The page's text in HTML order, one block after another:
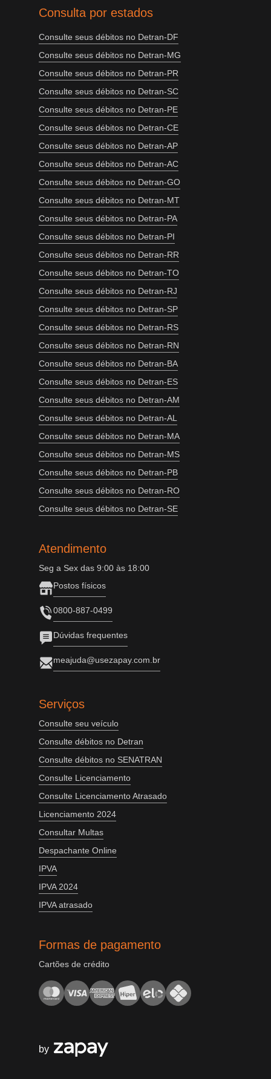
Consulta por estados
Consulte seus débitos no Detran-DF
Consulte seus débitos no Detran-MG
Consulte seus débitos no Detran-PR
Consulte seus débitos no Detran-SC
Consulte seus débitos no Detran-PE
Consulte seus débitos no Detran-CE
Consulte seus débitos no Detran-AP
Consulte seus débitos no Detran-AC
Consulte seus débitos no Detran-GO
Consulte seus débitos no Detran-MT
Consulte seus débitos no Detran-PA
Consulte seus débitos no Detran-PI
Consulte seus débitos no Detran-RR
Consulte seus débitos no Detran-TO
Consulte seus débitos no Detran-RJ
Consulte seus débitos no Detran-SP
Consulte seus débitos no Detran-RS
Consulte seus débitos no Detran-RN
Consulte seus débitos no Detran-BA
Consulte seus débitos no Detran-ES
Consulte seus débitos no Detran-AM
Consulte seus débitos no Detran-AL
Consulte seus débitos no Detran-MA
Consulte seus débitos no Detran-MS
Consulte seus débitos no Detran-PB
Consulte seus débitos no Detran-RO
Consulte seus débitos no Detran-SE
Atendimento
Seg a Sex das 9:00 às 18:00
Postos físicos
0800-887-0499
Dúvidas frequentes
meajuda@usezapay.com.br
Serviços
Consulte seu veículo
Consulte débitos no Detran
Consulte débitos no SENATRAN
Consulte Licenciamento
Consulte Licenciamento Atrasado
Licenciamento 2024
Consultar Multas
Despachante Online
IPVA
IPVA 2024
IPVA atrasado
Formas de pagamento
Cartões de crédito
by